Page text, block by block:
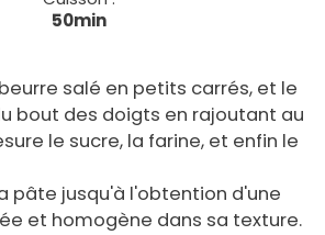
50min
salé en petits carrés, et le
bout des doigts en rajoutant au
le sucre, la farine, et enfin le
pâte jusqu'à l'obtention d'une
et homogène dans sa texture.